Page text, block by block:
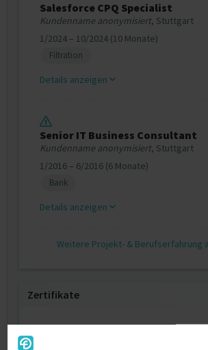
Salesforce CPQ Specialist
Kundenname anonymisiert, Stuttgart
1/2024 – 10/2024 (10 Monate)
Filtration
Details anzeigen
Senior IT Business Consultant
Kundenname anonymisiert, Stuttgart
1/2016 – 6/2016 (6 Monate)
Bank
Details anzeigen
Weitere Projekt‐ & Berufserfahrung
Zertifikate